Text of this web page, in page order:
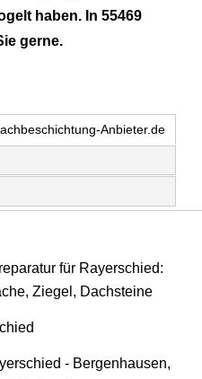
haben. In 55469
gerne.
Anbieter.de